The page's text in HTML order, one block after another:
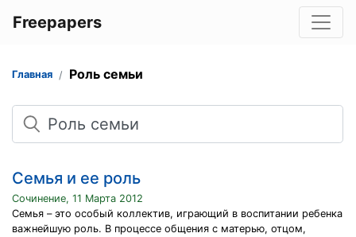
Freepapers
Главная Роль семьи
Поиск
Семья и ее роль
Сочинение, 11 Марта 2012
Семья – это особый коллектив, играющий в воспитании ребенка
важнейшую роль. В процессе общения с матерью, отцом,